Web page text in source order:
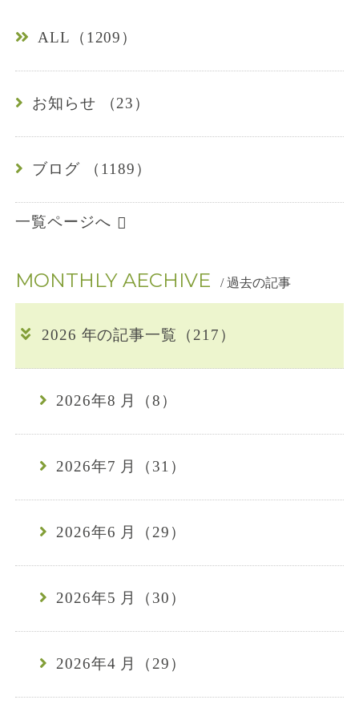
4
1
7
ALL（1209）
お知らせ （23）
ブログ （1189）
一覧ページへ
MONTHLY AECHIVE / 過去の記事
2026 年の記事一覧（217）
2026年8 月（8）
2026年7 月（31）
2026年6 月（29）
2026年5 月（30）
2026年4 月（29）